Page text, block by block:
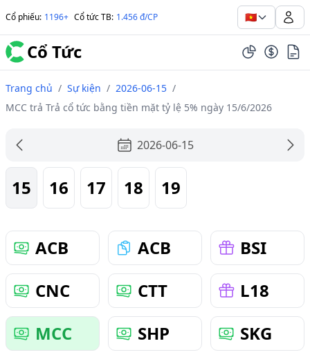
Cổ phiếu: 1196+ Cổ tức TB: 1.456 đ/CP 🇻🇳
Cổ Tức
Trang chủ / Sự kiện / 2026-06-15 /
MCC trả Trả cổ tức bằng tiền mặt tỷ lệ 5% ngày 15/6/2026
2026-06-15
15 16 17 18 19
ACB ACB
BSI
CNC
CTT
L18
MCC
SHP
SKG